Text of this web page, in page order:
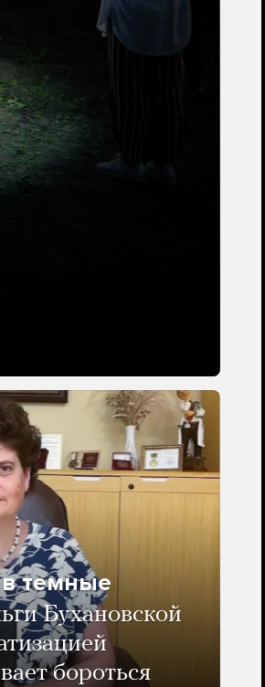
темные
Бухановской
бороться